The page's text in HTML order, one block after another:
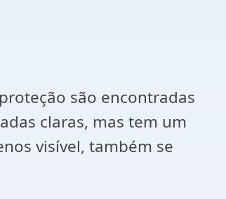
são encontradas
claras, mas tem um
visível, também se